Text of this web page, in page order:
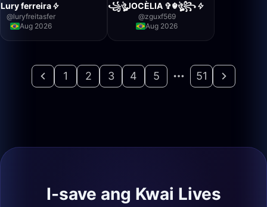
Lury ferreira
@luryfreitasfer
Aug 2026
꧁ঔৣJOCÈLIA ✞☬ঔৣ꧂
@zguxf569
Aug 2026
1 2 3 4 5 51
I-save ang Kwai Lives